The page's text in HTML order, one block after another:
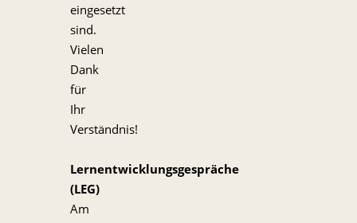
eingesetzt
sind.
Vielen
Dank
für
Ihr
Verständnis!
Lernentwicklungsgespräche
(LEG)
Am